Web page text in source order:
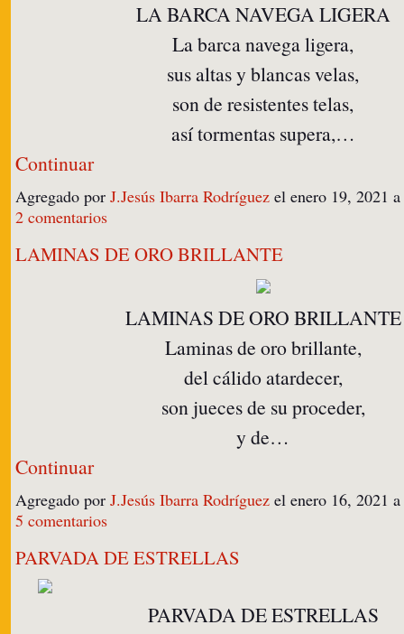
LA BARCA NAVEGA LIGERA
La barca navega ligera,
sus altas y blancas velas,
son de resistentes telas,
así tormentas supera,…
Continuar
Agregado por J.Jesús Ibarra Rodríguez el enero 19, 2021
2 comentarios
LAMINAS DE ORO BRILLANTE
LAMINAS DE ORO BRILLANTE
Laminas de oro brillante,
del cálido atardecer,
son jueces de su proceder,
y de…
Continuar
Agregado por J.Jesús Ibarra Rodríguez el enero 16, 2021
5 comentarios
PARVADA DE ESTRELLAS
PARVADA DE ESTRELLAS